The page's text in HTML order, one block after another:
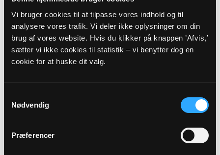
Vi bruger cookies til at tilpasse vores indhold og til
analysere vores trafik. Vi deler ikke oplysninger om din
brug af vores website. Hvis du klikker på knappen ’Afvis,’
sætter vi ikke cookies til statistik – vi benytter dog en
cookie for at huske dit valg.
Nødvendig
Præferencer
Nordborg Kirke kl. 16:30
Lisbeth Larsen